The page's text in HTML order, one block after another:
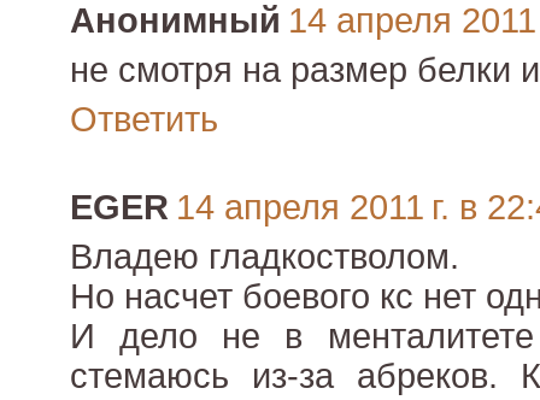
Анонимный 14 апреля 2011
не смотря на размер белки
Ответить
EGER 14 апреля 2011 г. в
Владею гладкостволом.
Но насчет боевого кс нет
И дело не в
стемаюсь из-за абреков.